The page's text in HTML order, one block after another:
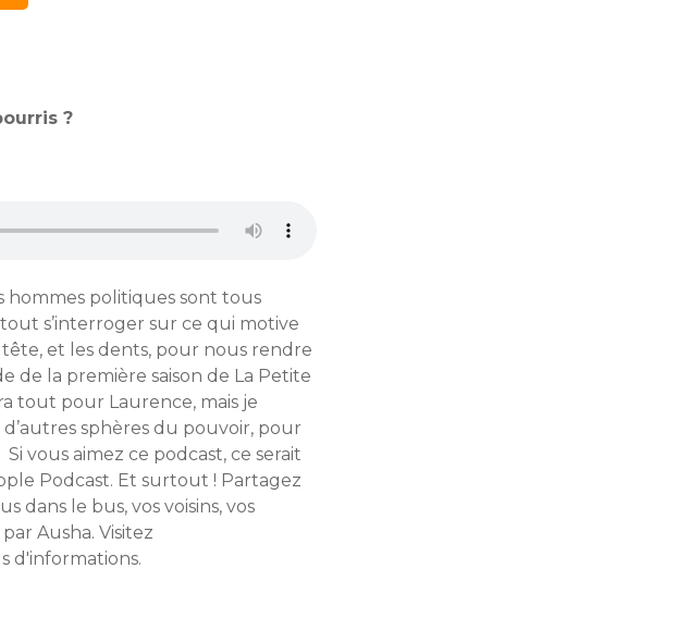
?
hommes politiques sont tous
s’interroger sur ce qui motive
tête, et les dents, pour nous rendre
de la première saison de La Petite
tout pour Laurence, mais je
sphères du pouvoir, pour
vous aimez ce podcast, ce serait
Podcast. Et surtout ! Partagez
dans le bus, vos voisins, vos
Ausha. Visitez
d'informations.